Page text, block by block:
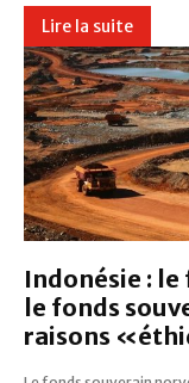
Lire la suite
Indonésie :
le fonds
raisons